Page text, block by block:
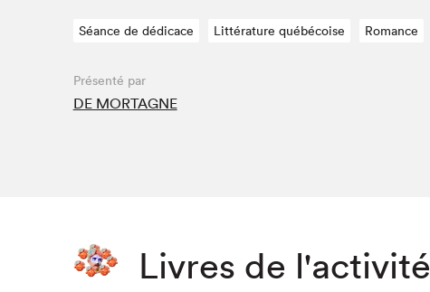
Séance de dédicace Littérature québécoise Romance
Présenté par
DE MORTAGNE
Livres de l'activité